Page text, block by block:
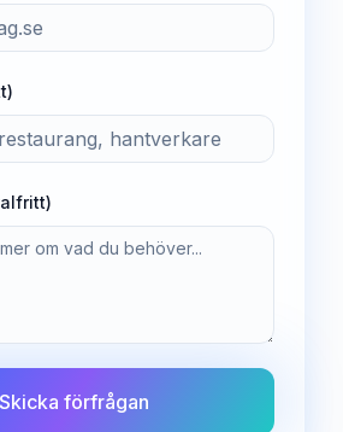
Skicka förfrågan